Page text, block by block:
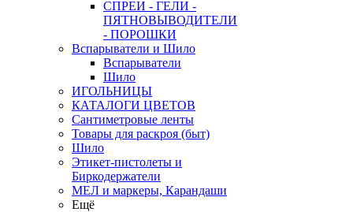
СПРЕИ - ГЕЛИ -
ПЯТНОВЫВОДИТЕЛИ
- ПОРОШКИ
Вспарыватели и Шило
Вспарыватели
Шило
ИГОЛЬНИЦЫ
КАТАЛОГИ ЦВЕТОВ
Сантиметровые ленты
Товары для раскроя (быт)
Шило
Этикет-пистолеты и
Биркодержатели
МЕЛ и маркеры, Карандаши
Ещё